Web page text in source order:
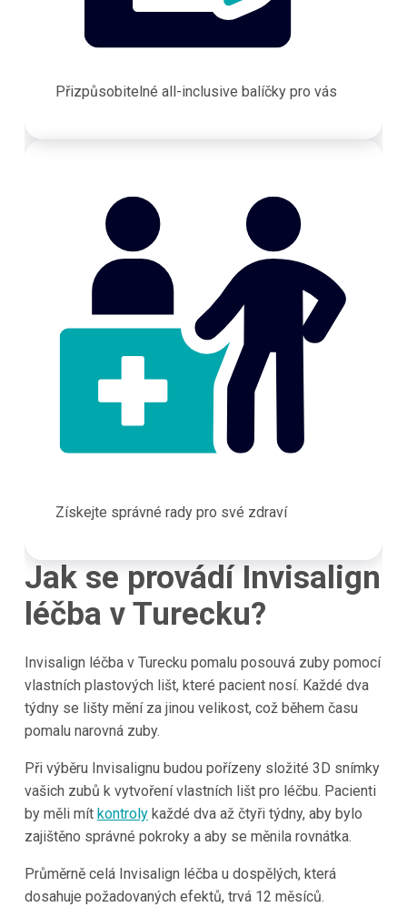
Přizpůsobitelné all-inclusive balíčky pro vás
Získejte správné rady pro své zdraví
Jak se provádí Invisalign
léčba v Turecku?
Invisalign léčba v Turecku pomalu posouvá zuby pomocí
vlastních plastových lišt, které pacient nosí. Každé dva
týdny se lišty mění za jinou velikost, což během času
pomalu narovná zuby.
Při výběru Invisalignu budou pořízeny složité 3D snímky
vašich zubů k vytvoření vlastních lišt pro léčbu. Pacienti
by měli mít kontrolykaždé dva až čtyři týdny, aby bylo
zajištěno správné pokroky a aby se měnila rovnátka.
Průměrně celá Invisalign léčba u dospělých, která
dosahuje požadovaných efektů, trvá 12 měsíců.